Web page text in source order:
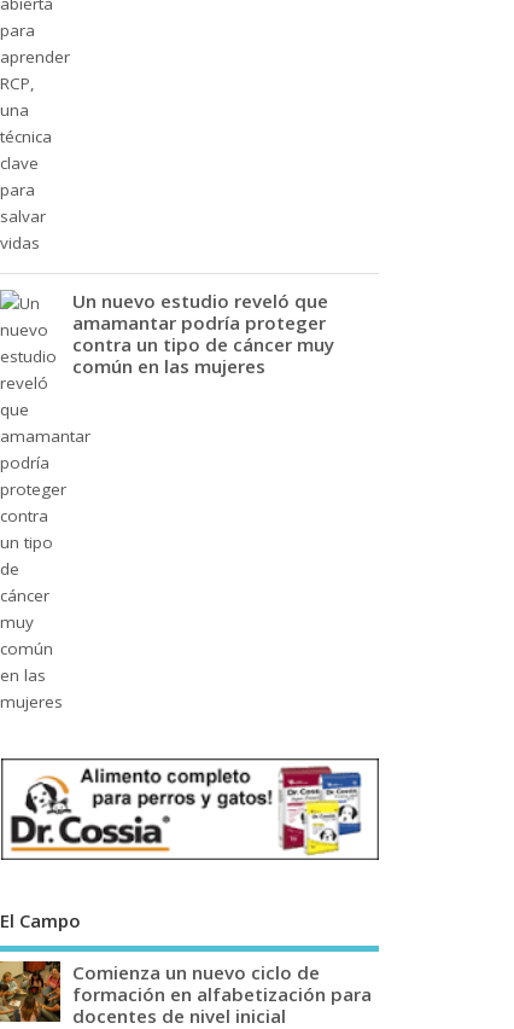
Un nuevo estudio reveló que
amamantar podría proteger
contra un tipo de cáncer muy
común en las mujeres
El Campo
Comienza un nuevo ciclo de
formación en alfabetización para
docentes de nivel inicial